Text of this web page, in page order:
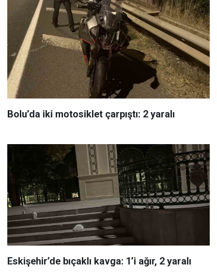
Bolu’da iki motosiklet çarpıştı: 2 yaralı
Eskişehir’de bıçaklı kavga: 1’i ağır, 2 yaralı